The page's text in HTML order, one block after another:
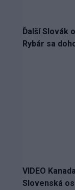
Ďalší Slovák
Rybár sa
VIDEO
Slovenská